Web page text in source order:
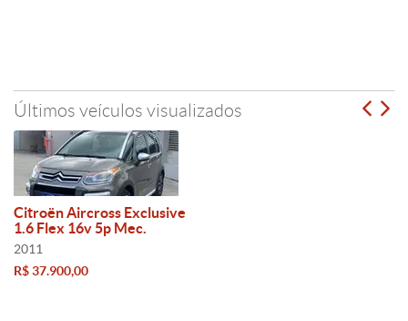
Últimos veículos visualizados
Citroën Aircross Exclusive
1.6 Flex 16v 5p Mec.
2011
R$ 37.900,00